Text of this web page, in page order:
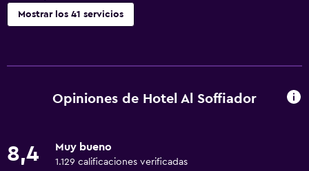
Mostrar los 41 servicios
Wifi gratis
Toallas
Opiniones de Hotel Al Soffiador
8,4 Muy bueno
1.129 calificaciones verificadas